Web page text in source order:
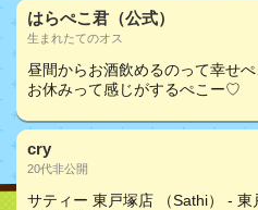
はらぺこ君（公式）
生まれたてのオス
昼間からお酒飲めるのって幸せ
お休みって感じがするぺこー♡
cry
20代非公開
サティー 東戸塚店 （Sathi） - 東